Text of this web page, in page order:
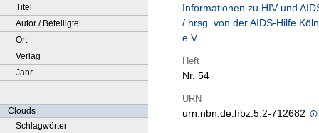
Titel
Autor / Beteiligte
Ort
Verlag
Jahr
Clouds
Schlagwörter
Informationen zu HIV und
/ hrsg. von der AIDS-Hilfe Köln
e.V. ...
Heft
Nr. 54
URN
urn:nbn:de:hbz:5:2-712682